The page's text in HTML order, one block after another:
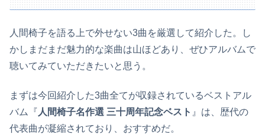
人間椅子を語る上で外せない3曲を厳選して紹介した。し
かしまだまだ魅力的な楽曲は山ほどあり、ぜひアルバムで
聴いてみていただきたいと思う。
まずは今回紹介した3曲全てが収録されているベストアル
バム『 人間椅子名作選 三十周年記念ベスト 』は、歴代の
代表曲が凝縮されており、おすすめだ。